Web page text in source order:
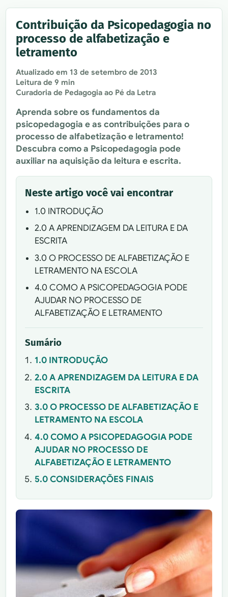
Contribuição da Psicopedagogia no
processo de alfabetização e
letramento
Atualizado em13 de setembro de 2013
Leitura de 9 min
Curadoria de Pedagogia ao Pé da Letra
Aprenda sobre os fundamentos da
psicopedagogia e as contribuições para o
processo de alfabetização e letramento!
Descubra como a Psicopedagogia pode
auxiliar na aquisição da leitura e escrita.
Neste artigo você vai encontrar
1.0 INTRODUÇÃO
2.0 A APRENDIZAGEM DA LEITURA E DA
ESCRITA
3.0 O PROCESSO DE ALFABETIZAÇÃO E
LETRAMENTO NA ESCOLA
4.0 COMO A PSICOPEDAGOGIA PODE
AJUDAR NO PROCESSO DE
ALFABETIZAÇÃO E LETRAMENTO
Sumário
1.0 INTRODUÇÃO
2.0 A APRENDIZAGEM DA LEITURA E DA
ESCRITA
3.0 O PROCESSO DE ALFABETIZAÇÃO E
LETRAMENTO NA ESCOLA
4.0 COMO A PSICOPEDAGOGIA PODE
AJUDAR NO PROCESSO DE
ALFABETIZAÇÃO E LETRAMENTO
5.0 CONSIDERAÇÕES FINAIS